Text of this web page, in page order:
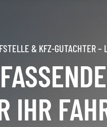
& KFZ-GUTACHTER –
IHR